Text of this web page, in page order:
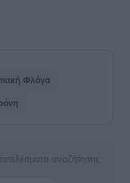
Φλόγα
αναζήτησης